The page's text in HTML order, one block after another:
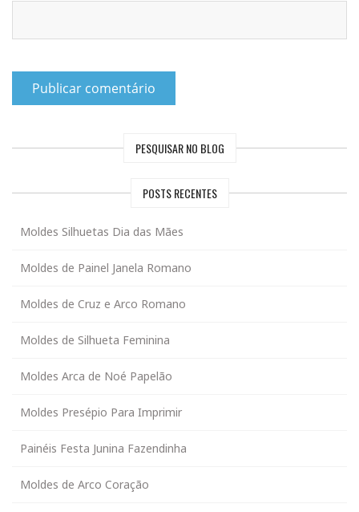
PESQUISAR NO BLOG
POSTS RECENTES
Moldes Silhuetas Dia das Mães
Moldes de Painel Janela Romano
Moldes de Cruz e Arco Romano
Moldes de Silhueta Feminina
Moldes Arca de Noé Papelão
Moldes Presépio Para Imprimir
Painéis Festa Junina Fazendinha
Moldes de Arco Coração